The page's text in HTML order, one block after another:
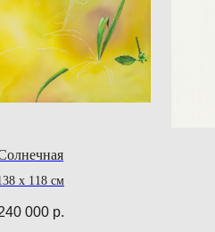
х 118 см
000 р.